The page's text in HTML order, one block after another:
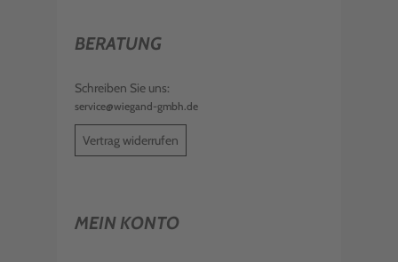
BERATUNG
Schreiben Sie uns:
service@wiegand-gmbh.de
Vertrag widerrufen
MEIN KONTO